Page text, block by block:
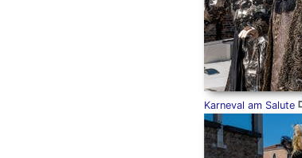
Karneval am Salute